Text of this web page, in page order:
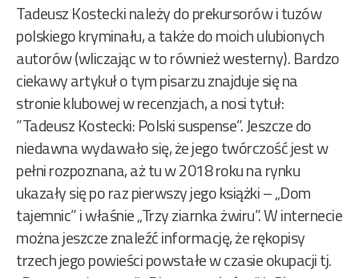
Tadeusz Kostecki należy do prekursorów i tuzów
polskiego kryminału, a także do moich ulubionych
autorów (wliczając w to również westerny). Bardzo
ciekawy artykuł o tym pisarzu znajduje się na
stronie klubowej w recenzjach, a nosi tytuł:
”Tadeusz Kostecki: Polski suspense”. Jeszcze do
niedawna wydawało się, że jego twórczość jest w
pełni rozpoznana, aż tu w 2018 roku na rynku
ukazały się po raz pierwszy jego książki – „Dom
tajemnic” i właśnie „Trzy ziarnka żwiru”. W internecie
można jeszcze znaleźć informację, że rękopisy
trzech jego powieści powstałe w czasie okupacji tj.